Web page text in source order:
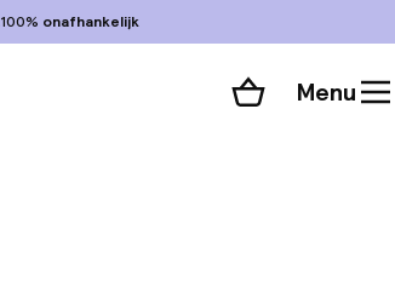
100% onafhankelijk
Winkelmand
Menu